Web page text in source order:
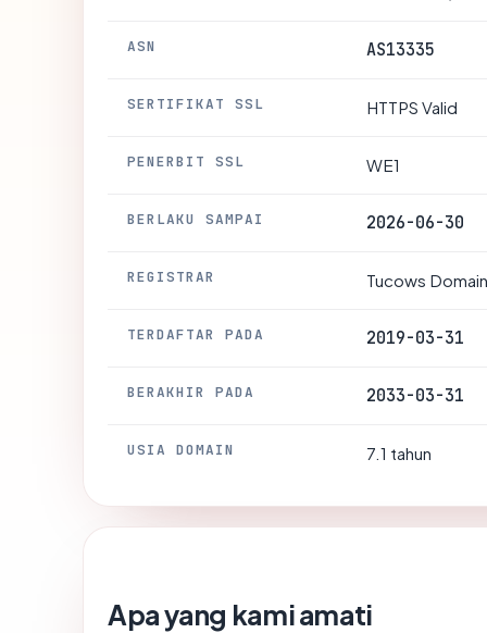
ASN AS13335
SERTIFIKAT SSL HTTPS Valid
PENERBIT SSL WE1
BERLAKU SAMPAI 2026-06-30
REGISTRAR Tucows
TERDAFTAR PADA 2019-03-31
BERAKHIR PADA 2033-03-31
USIA DOMAIN 7.1 tahun
Apa yang kami amati